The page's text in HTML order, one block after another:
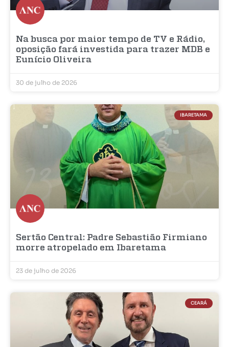
Na busca por maior tempo de TV e Rádio,
oposição fará investida para trazer MDB e
Eunício Oliveira
30 de julho de 2026
IBARETAMA
Sertão Central: Padre Sebastião Firmiano
morre atropelado em Ibaretama
23 de julho de 2026
CEARÁ